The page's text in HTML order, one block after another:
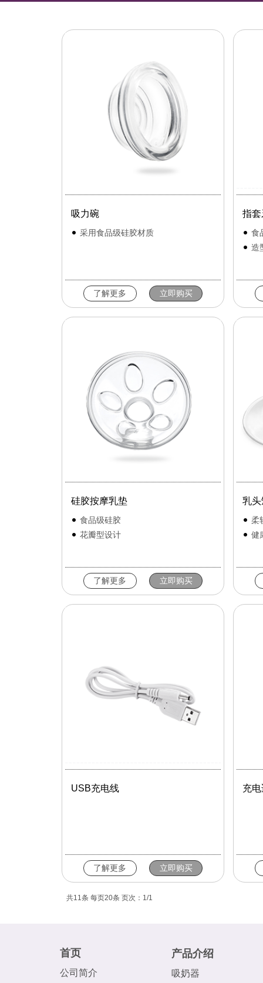
吸力碗
采用食品级硅胶材质
了解更多 立即购买
指
食
造
硅胶按摩乳垫
食品级硅胶
花瓣型设计
了解更多 立即购买
乳
柔
健
USB充电线
了解更多 立即购买
充
共11条 每页20条 页次：1/1
首页
公司简介
产品介绍
吸奶器